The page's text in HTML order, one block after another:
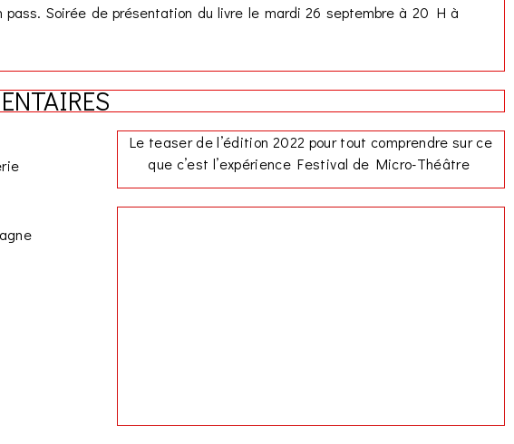
Soirée de présentation du livre le mardi 26 septembre à 20 H à
Le teaser de l’édition 2022 pour tout comprendre sur ce
que c’est l’expérience Festival de Micro-Théâtre